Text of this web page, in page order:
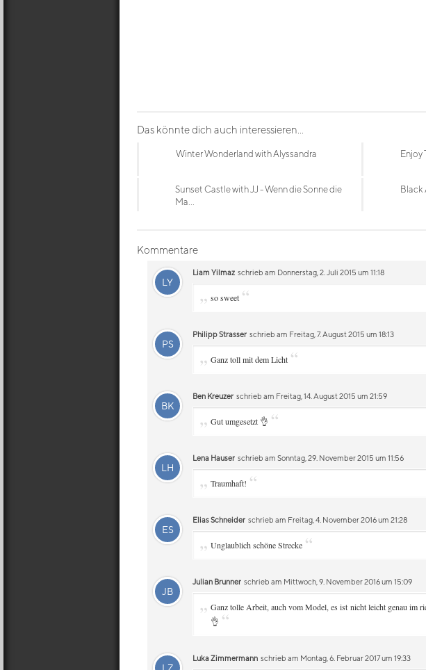
Das könnte dich auch interessieren...
Winter Wonderland with Alyssandra Enjoy
Sunset Castle with JJ - Wenn die Sonne die
Ma...
Black
Kommentare
LY
Liam Yilmaz schrieb am Donnerstag, 2. Juli 2015 um 11:18
„ so sweet “
PS
Philipp Strasser schrieb am Freitag, 7. August 2015 um 18:13
„ Ganz toll mit dem Licht “
BK
Ben Kreuzer schrieb am Freitag, 14. August 2015 um 21:59
„ Gut umgesetzt 👌 “
LH
Lena Hauser schrieb am Sonntag, 29. November 2015 um 11:56
„ Traumhaft! “
ES
Elias Schneider schrieb am Freitag, 4. November 2016 um 21:28
„ Unglaublich schöne Strecke “
JB
Julian Brunner schrieb am Mittwoch, 9. November 2016 um 15:09
„ Ganz tolle Arbeit, auch vom Model, es ist nicht leicht genau im
👌 “
Luka Zimmermann schrieb am Montag, 6. Februar 2017 um 19:33